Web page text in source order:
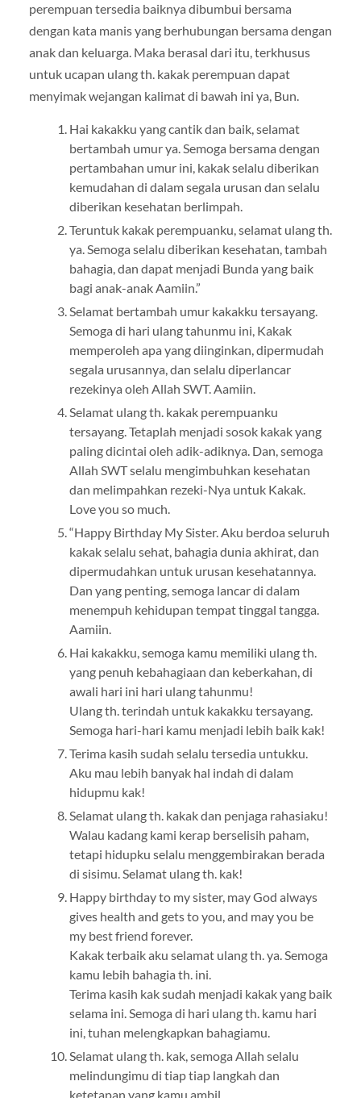
perempuan tersedia baiknya dibumbui bersama
dengan kata manis yang berhubungan bersama dengan
anak dan keluarga. Maka berasal dari itu, terkhusus
untuk ucapan ulang th. kakak perempuan dapat
menyimak wejangan kalimat di bawah ini ya, Bun.
Hai kakakku yang cantik dan baik, selamat
bertambah umur ya. Semoga bersama dengan
pertambahan umur ini, kakak selalu diberikan
kemudahan di dalam segala urusan dan selalu
diberikan kesehatan berlimpah.
Teruntuk kakak perempuanku, selamat ulang th.
ya. Semoga selalu diberikan kesehatan, tambah
bahagia, dan dapat menjadi Bunda yang baik
bagi anak-anak Aamiin.”
Selamat bertambah umur kakakku tersayang.
Semoga di hari ulang tahunmu ini, Kakak
memperoleh apa yang diinginkan, dipermudah
segala urusannya, dan selalu diperlancar
rezekinya oleh Allah SWT. Aamiin.
Selamat ulang th. kakak perempuanku
tersayang. Tetaplah menjadi sosok kakak yang
paling dicintai oleh adik-adiknya. Dan, semoga
Allah SWT selalu mengimbuhkan kesehatan
dan melimpahkan rezeki-Nya untuk Kakak.
Love you so much.
“Happy Birthday My Sister. Aku berdoa seluruh
kakak selalu sehat, bahagia dunia akhirat, dan
dipermudahkan untuk urusan kesehatannya.
Dan yang penting, semoga lancar di dalam
menempuh kehidupan tempat tinggal tangga.
Aamiin.
Hai kakakku, semoga kamu memiliki ulang th.
yang penuh kebahagiaan dan keberkahan, di
awali hari ini hari ulang tahunmu!
Ulang th. terindah untuk kakakku tersayang.
Semoga hari-hari kamu menjadi lebih baik kak!
Terima kasih sudah selalu tersedia untukku.
Aku mau lebih banyak hal indah di dalam
hidupmu kak!
Selamat ulang th. kakak dan penjaga rahasiaku!
Walau kadang kami kerap berselisih paham,
tetapi hidupku selalu menggembirakan berada
di sisimu. Selamat ulang th. kak!
Happy birthday to my sister, may God always
gives health and gets to you, and may you be
my best friend forever.
Kakak terbaik aku selamat ulang th. ya. Semoga
kamu lebih bahagia th. ini.
Terima kasih kak sudah menjadi kakak yang baik
selama ini. Semoga di hari ulang th. kamu hari
ini, tuhan melengkapkan bahagiamu.
Selamat ulang th. kak, semoga Allah selalu
melindungimu di tiap tiap langkah dan
ketetapan yang kamu ambil.